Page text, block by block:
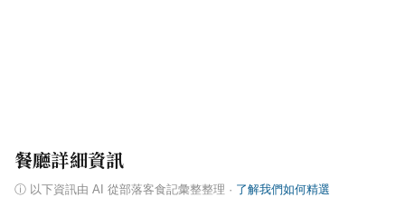
餐廳詳細資訊
ⓘ 以下資訊由 AI 從部落客食記彙整整理 · 了解我們如何精選